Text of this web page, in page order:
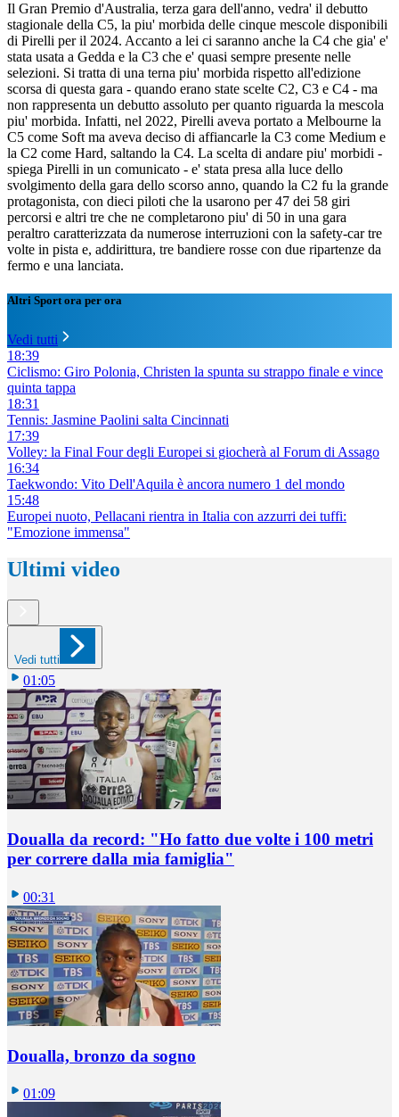
Il Gran Premio d'Australia, terza gara dell'anno, vedra' il debutto
stagionale della C5, la piu' morbida delle cinque mescole disponibili
di Pirelli per il 2024. Accanto a lei ci saranno anche la C4 che gia' e'
stata usata a Gedda e la C3 che e' quasi sempre presente nelle
selezioni. Si tratta di una terna piu' morbida rispetto all'edizione
scorsa di questa gara - quando erano state scelte C2, C3 e C4 - ma
non rappresenta un debutto assoluto per quanto riguarda la mescola
piu' morbida. Infatti, nel 2022, Pirelli aveva portato a Melbourne la
C5 come Soft ma aveva deciso di affiancarle la C3 come Medium e
la C2 come Hard, saltando la C4. La scelta di andare piu' morbidi -
spiega Pirelli in un comunicato - e' stata presa alla luce dello
svolgimento della gara dello scorso anno, quando la C2 fu la grande
protagonista, con dieci piloti che la usarono per 47 dei 58 giri
percorsi e altri tre che ne completarono piu' di 50 in una gara
peraltro caratterizzata da numerose interruzioni con la safety-car tre
volte in pista e, addirittura, tre bandiere rosse con due ripartenze da
fermo e una lanciata.
Altri Sport ora per ora
Vedi tutti
18:39
Ciclismo: Giro Polonia, Christen la spunta su strappo finale e vince
quinta tappa
18:31
Tennis: Jasmine Paolini salta Cincinnati
17:39
Volley: la Final Four degli Europei si giocherà al Forum di Assago
16:34
Taekwondo: Vito Dell'Aquila è ancora numero 1 del mondo
15:48
Europei nuoto, Pellacani rientra in Italia con azzurri dei tuffi:
"Emozione immensa"
Ultimi video
Vedi tutti
01:05
Doualla da record: "Ho fatto due volte i 100 metri
per correre dalla mia famiglia"
00:31
Doualla, bronzo da sogno
01:09